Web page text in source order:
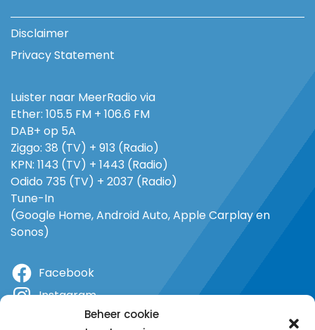
Beheer cookie
Disclaimer
Privacy Statement
Luister naar MeerRadio via
Ether: 105.5 FM + 106.6 FM
DAB+ op 5A
Ziggo: 38 (TV) + 913 (Radio)
KPN: 1143 (TV) + 1443 (Radio)
Odido 735 (TV) + 2037 (Radio)
Tune-In
(Google Home, Android Auto, Apple Carplay en
Sonos)
Facebook
Instagram